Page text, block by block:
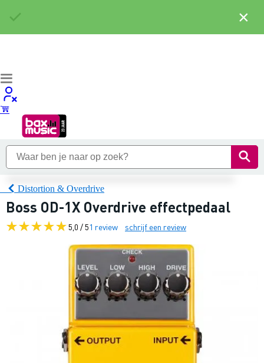
Distortion & Overdrive
Boss OD-1X Overdrive effectpedaal
5,0 / 51 review schrijf een review
×